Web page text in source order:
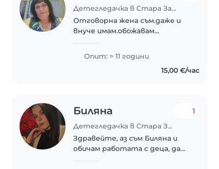
Детегледачка в Стара Загора
Отговорна жена съм.даже и
внуче имам.обожавам
Опит: > 11 години
15,00 €/час
Биляна
Детегледачка в Стара Загора
1
Здравейте, аз съм Биляна и
обичам работата с деца, да